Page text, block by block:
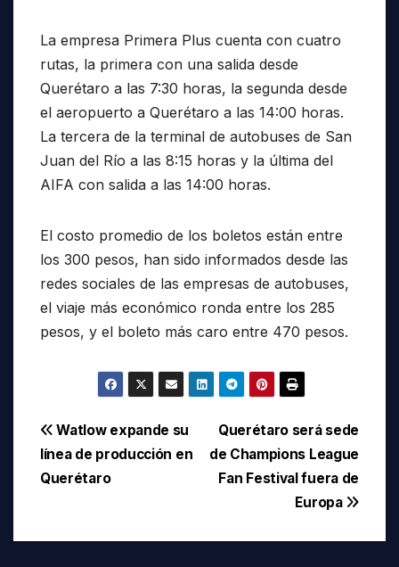
La empresa Primera Plus cuenta con cuatro
rutas, la primera con una salida desde
Querétaro a las 7:30 horas, la segunda desde
el aeropuerto a Querétaro a las 14:00 horas.
La tercera de la terminal de autobuses de San
Juan del Río a las 8:15 horas y la última del
AIFA con salida a las 14:00 horas.
El costo promedio de los boletos están entre
los 300 pesos, han sido informados desde las
redes sociales de las empresas de autobuses,
el viaje más económico ronda entre los 285
pesos, y el boleto más caro entre 470 pesos.
Navegación
de
Querétaro será sede
de Champions League
Fan Festival fuera de
Europa
Watlow expande su
línea de producción en
Querétaro